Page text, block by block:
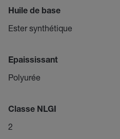
Huile de base
Ester synthétique
Epaississant
Polyurée
Classe NLGI
2